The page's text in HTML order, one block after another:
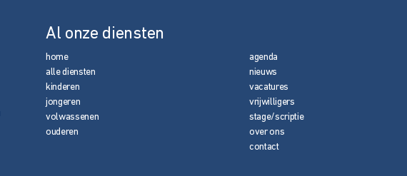
Al onze diensten
home
alle diensten
kinderen
jongeren
volwassenen
ouderen
agenda
nieuws
vacatures
vrijwilligers
stage/scriptie
over ons
contact